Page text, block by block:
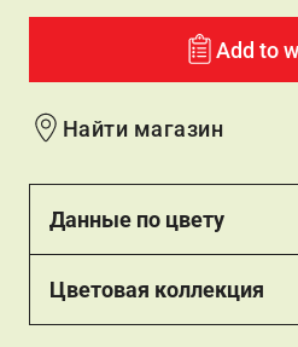
Add to
Найти магазин
Данные по цвету
Цветовая коллекция